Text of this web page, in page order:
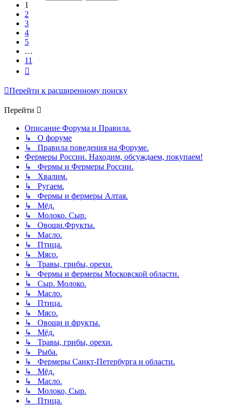
1
2
3
4
5
…
11
Перейти к расширенному поиску
Перейти
Описание Форума и Правила.
↳ О форуме
↳ Правила поведения на Форуме.
Фермеры России. Находим, обсуждаем, покупаем!
↳ Фермы и Фермеры России.
↳ Хвалим.
↳ Ругаем.
↳ Фермы и фермеры Алтая.
↳ Мёд.
↳ Молоко. Сыр.
↳ Овощи.Фрукты.
↳ Масло.
↳ Птица.
↳ Мясо.
↳ Травы, грибы, орехи.
↳ Фермы и фермеры Московской области.
↳ Сыр. Молоко.
↳ Масло.
↳ Птица.
↳ Мясо.
↳ Овощи и фрукты.
↳ Мёд.
↳ Травы, грибы, орехи.
↳ Рыба.
↳ Фермеры Санкт-Петербурга и области.
↳ Мёд.
↳ Масло.
↳ Молоко, Сыр.
↳ Птица.